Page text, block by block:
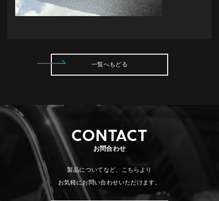
一覧へもどる
CONTACT
お問合わせ
製品についてなど、こちらより
お気軽にお問い合わせいただけます。